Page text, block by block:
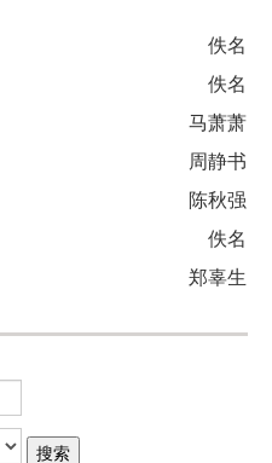
佚名
佚名
马萧萧
周静书
陈秋强
佚名
郑辜生